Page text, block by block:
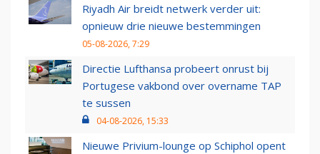
Riyadh Air breidt netwerk verder uit:
opnieuw drie nieuwe bestemmingen
05-08-2026, 7:29
Directie Lufthansa probeert onrust bij
Portugese vakbond over overname TAP
te sussen
04-08-2026, 15:33
Nieuwe Privium-lounge op Schiphol opent